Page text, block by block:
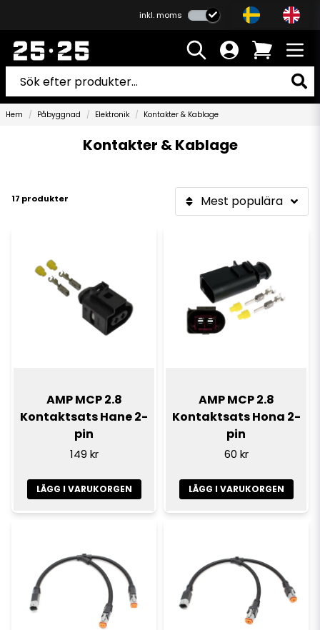
inkl. moms
Hem Påbyggnad Elektronik Kontakter & Kablage
Kontakter & Kablage
17 produkter Mest populära
AMP MCP 2.8
Kontaktsats Hane 2-
pin
149 kr
LÄGG I VARUKORGEN
AMP MCP 2.8
Kontaktsats Hona 2-
pin
60 kr
LÄGG I VARUKORGEN